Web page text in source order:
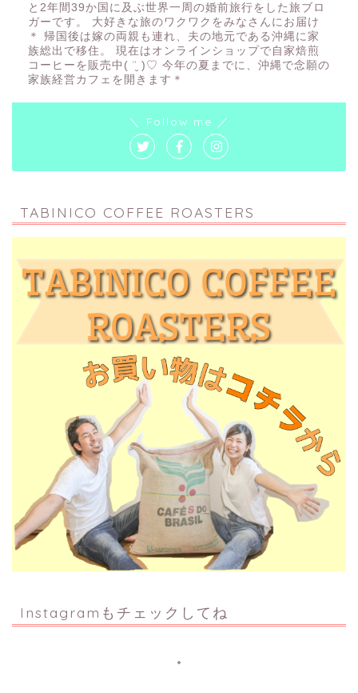
と2年間39か国に及ぶ世界一周の婚前旅行をした旅ブロ
ガーです。 大好きな旅のワクワクをみなさんにお届け
＊ 帰国後は嫁の両親も連れ、夫の地元である沖縄に家
族総出で移住。 現在はオンラインショップで自家焙煎
コーヒーを販売中( ¨̮ )♡ 今年の夏までに、沖縄で念願の
家族経営カフェを開きます＊
＼ Follow me ／
TABINICO COFFEE ROASTERS
Instagramもチェックしてね